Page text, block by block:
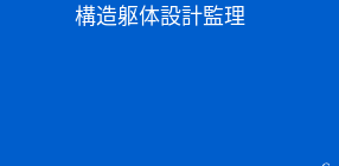
構造躯体設計監理